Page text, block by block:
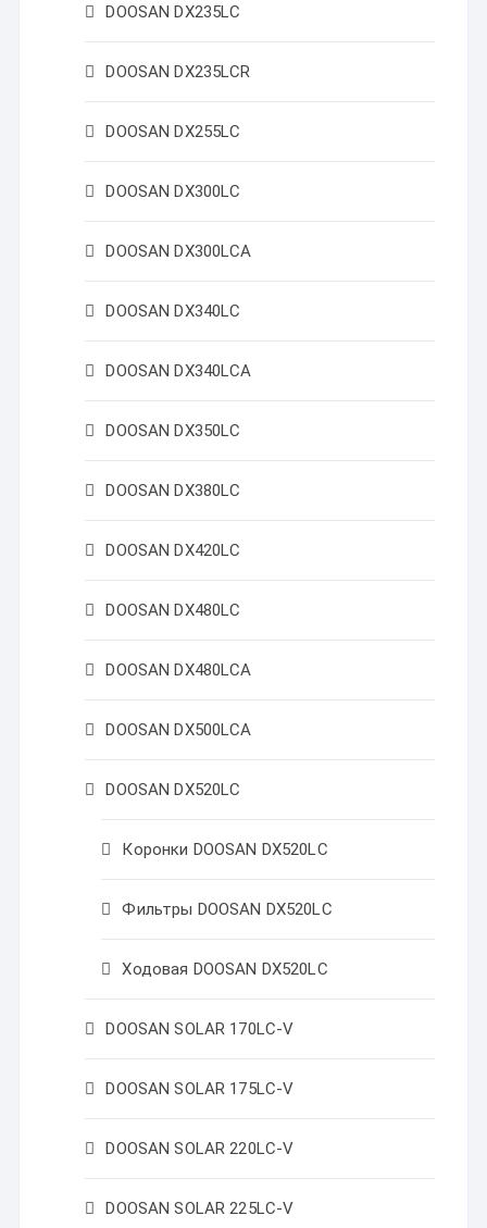
DOOSAN DX235LC
DOOSAN DX235LCR
DOOSAN DX255LC
DOOSAN DX300LC
DOOSAN DX300LCA
DOOSAN DX340LC
DOOSAN DX340LCA
DOOSAN DX350LC
DOOSAN DX380LC
DOOSAN DX420LC
DOOSAN DX480LC
DOOSAN DX480LCA
DOOSAN DX500LCA
DOOSAN DX520LC
Коронки DOOSAN DX520LC
Фильтры DOOSAN DX520LC
Ходовая DOOSAN DX520LC
DOOSAN SOLAR 170LC-V
DOOSAN SOLAR 175LC-V
DOOSAN SOLAR 220LC-V
DOOSAN SOLAR 225LC-V